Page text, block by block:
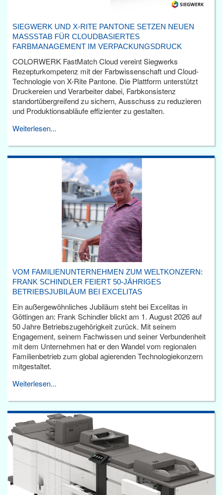
SIEGWERK UND X-RITE PANTONE SETZEN NEUEN
MASSSTAB FÜR CLOUDBASIERTES F
ARBMANAGEMENT IM VERPACKUNGSDRUCK
COLORWERK FastMatch Cloud vereint Siegwerks
Rezepturkompetenz mit der Farbwissenschaft und Cloud-
Technologie von X-Rite Pantone. Die Plattform unterstützt
Druckereien und Verarbeiter dabei, Farbkonsistenz
standortübergreifend zu sichern, Ausschuss zu reduzieren
und Produktionsabläufe effizienter zu gestalten.
Weiterlesen...
VOM FAMILIENUNTERNEHMEN ZUM WELTKONZERN:
FRANK SCHINDLER FEIERT 50-JÄHRIGES
BETRIEBSJUBILÄUM BEI EXCELITAS
Ein außergewöhnliches Jubiläum steht bei Excelitas in
Göttingen an: Frank Schindler blickt am 1. August 2026 auf
50 Jahre Betriebszugehörigkeit zurück. Mit seinem
Engagement, seinem Fachwissen und seiner Verbundenheit
mit dem Unternehmen hat er den Wandel vom regionalen
Familienbetrieb zum global agierenden Technologiekonzern
mitgestaltet.
Weiterlesen...